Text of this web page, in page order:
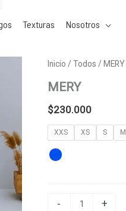
Texturas Nosotros
Inicio / Todos / MERY
MERY
$230.000
XXS XS S M
-
MERY
cantidad
+